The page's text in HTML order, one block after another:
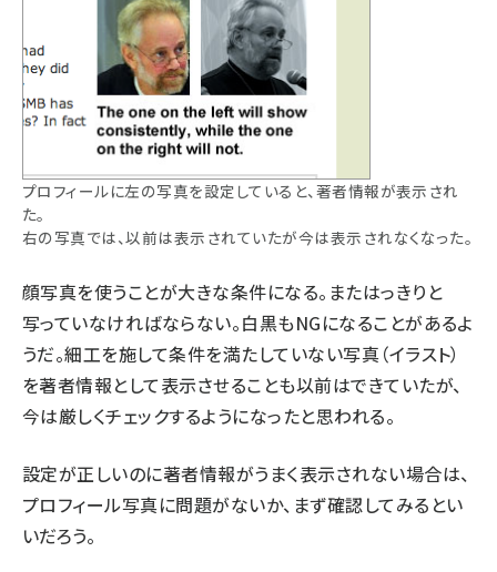
プロフィールに左の写真を設定していると、著者情報が表示され
た。
右の写真では、以前は表示されていたが今は表示されなくなった。
顔写真を使うことが大きな条件になる。またはっきりと
写っていなければならない。白黒もNGになることがあるよ
うだ。細工を施して条件を満たしていない写真（イラスト）
を著者情報として表示させることも以前はできていたが、
今は厳しくチェックするようになったと思われる。
設定が正しいのに著者情報がうまく表示されない場合は、
プロフィール写真に問題がないか、まず確認してみるとい
いだろう。